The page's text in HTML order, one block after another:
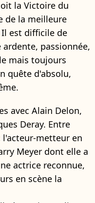
la Victoire du
de la meilleure
est difficile de
passionnée,
mais toujours
quête d'absolu,
avec Alain Delon,
Deray. Entre
l'acteur-metteur en
Meyer dont elle a
actrice reconnue,
en scène la